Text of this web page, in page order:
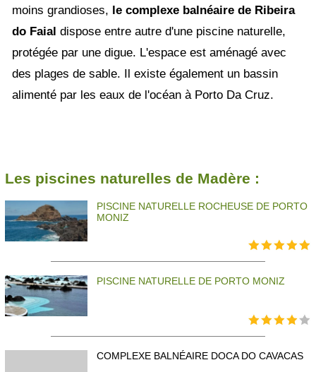
moins grandioses, le complexe balnéaire de Ribeira
do Faial dispose entre autre d'une piscine naturelle,
protégée par une digue. L'espace est aménagé avec
des plages de sable. Il existe également un bassin
alimenté par les eaux de l'océan à Porto Da Cruz.
Les piscines naturelles de Madère :
PISCINE NATURELLE ROCHEUSE DE PORTO
MONIZ
PISCINE NATURELLE DE PORTO MONIZ
COMPLEXE BALNÉAIRE DOCA DO CAVACAS